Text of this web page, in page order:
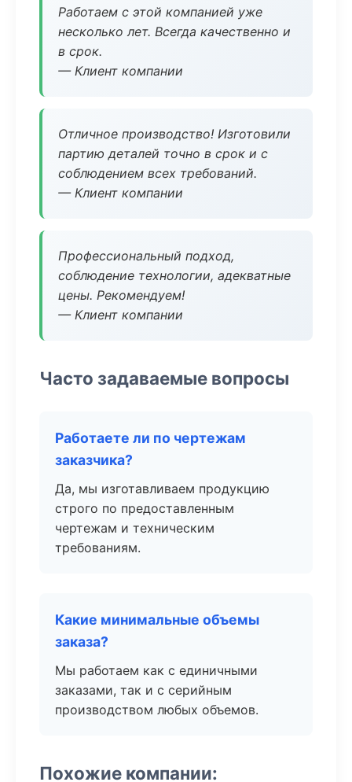
Работаем с этой компанией уже
несколько лет. Всегда качественно и
в срок.
— Клиент компании
Отличное производство! Изготовили
партию деталей точно в срок и с
соблюдением всех требований.
— Клиент компании
Профессиональный подход,
соблюдение технологии, адекватные
цены. Рекомендуем!
— Клиент компании
Часто задаваемые вопросы
Работаете ли по чертежам
заказчика?
Да, мы изготавливаем продукцию
строго по предоставленным
чертежам и техническим
требованиям.
Какие минимальные объемы
заказа?
Мы работаем как с единичными
заказами, так и с серийным
производством любых объемов.
Похожие компании: